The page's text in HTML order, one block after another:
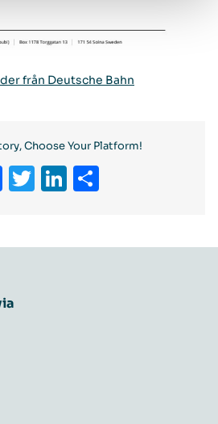
från Deutsche Bahn
Choose Your Platform!
Facebook
Twitter
LinkedIn